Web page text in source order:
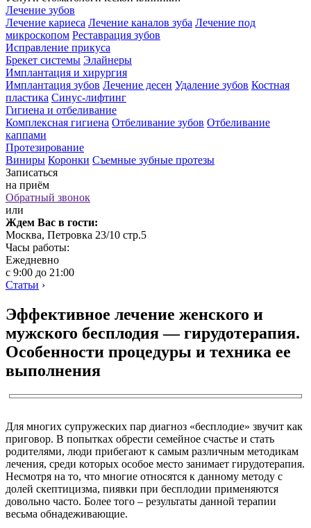
Лечение зубов
Лечение кариеса Лечение каналов зуба Лечение под
микроскопом Реставрация зубов
Исправление прикуса
Брекет системы Элайнеры
Имплантация и хирургия
Имплантация зубов Лечение десен Удаление зубов Костная
пластика Синус-лифтинг
Гигиена и отбеливание
Комплексная гигиена Отбеливание зубов Отбеливание
каппами
Протезирование
Виниры Коронки Съемные зубные протезы
Записаться
на приём
Обратный звонок
или
Ждем Вас в гости:
Москва, Петровка 23/10 стр.5
Часы работы:
Ежедневно
с 9:00 до 21:00
Статьи ›
Эффективное лечение женского и
мужского бесплодия — гирудотерапия.
Особенности процедуры и техника ее
выполнения
Для многих супружеских пар диагноз «бесплодие» звучит как
приговор. В попытках обрести семейное счастье и стать
родителями, люди прибегают к самым различным методикам
лечения, среди которых особое место занимает гирудотерапия.
Несмотря на то, что многие относятся к данному методу с
долей скептицизма, пиявки при бесплодии применяются
довольно часто. Более того – результаты данной терапии
весьма обнадеживающие.